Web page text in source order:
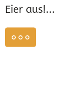
Eier aus!...